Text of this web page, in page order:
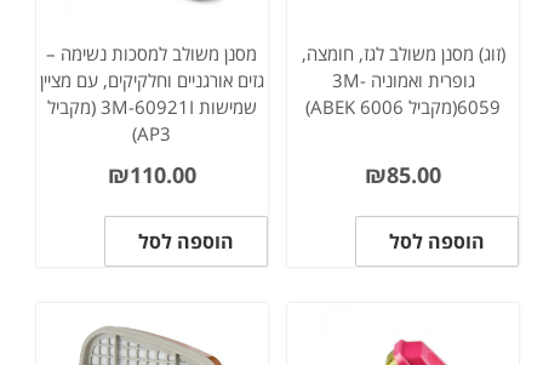
(זוג) מסנן משולב לגז, חומצה,
גופרית ואמוניה 3M-
6059(מקביל 6006 ABEK)
₪85.00
הוספה לסל
מסנן משולב למסכות נשימה –
גזים אורגניים וחלקיקים, עם מציין
שמישות 3M-60921I (מקביל
AP3)
₪110.00
הוספה לסל